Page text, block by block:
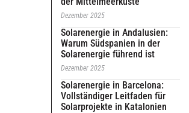
Dezember 2025
Solarenergie in Andalusien:
Warum Südspanien in der
Solarenergie führend ist
Dezember 2025
Solarenergie in Barcelona:
Vollständiger Leitfaden für
Solarprojekte in Katalonien